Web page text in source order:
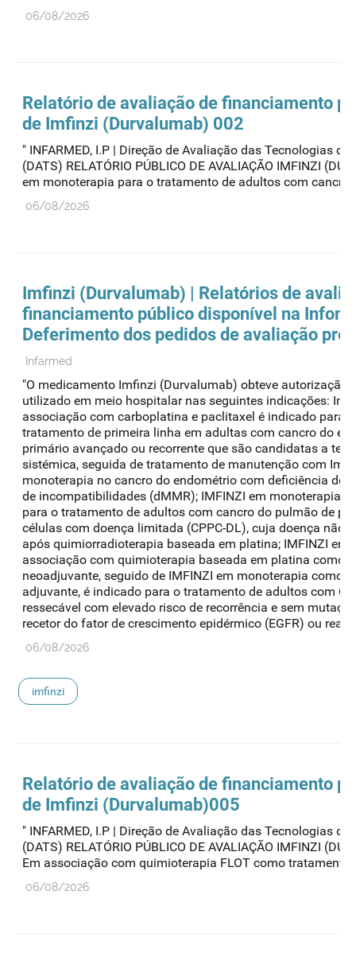
06/08/2026
Relatório de avaliação de financiamento
de Imfinzi (Durvalumab) 002
" INFARMED, I.P | Direção de Avaliação das Tecnologias de
(DATS) RELATÓRIO PÚBLICO DE AVALIAÇÃO IMFINZI
em monoterapia para o tratamento de adultos com cancro
06/08/2026
Imfinzi (Durvalumab) | Relatórios de
financiamento público disponível na
Deferimento dos pedidos de avaliação
Infarmed
"O medicamento Imfinzi (Durvalumab) obteve autorização
utilizado em meio hospitalar nas seguintes indicações:
associação com carboplatina e paclitaxel é indicado para o
tratamento de primeira linha em adultas com cancro do
primário avançado ou recorrente que são candidatas a
sistémica, seguida de tratamento de manutenção com
monoterapia no cancro do endométrio com deficiência de
de incompatibilidades (dMMR); IMFINZI em monoterapia é
para o tratamento de adultos com cancro do pulmão de
células com doença limitada (CPPC-DL), cuja doença não
após quimiorradioterapia baseada em platina; IMFINZI em
associação com quimioterapia baseada em platina como
neoadjuvante, seguido de IMFINZI em monoterapia como
adjuvante, é indicado para o tratamento de adultos com
ressecável com elevado risco de recorrência e sem
recetor do fator de crescimento epidérmico (EGFR) ou
06/08/2026
imfinzi
Relatório de avaliação de financiamento
de Imfinzi (Durvalumab)005
" INFARMED, I.P | Direção de Avaliação das Tecnologias de
(DATS) RELATÓRIO PÚBLICO DE AVALIAÇÃO IMFINZI
Em associação com quimioterapia FLOT como
06/08/2026